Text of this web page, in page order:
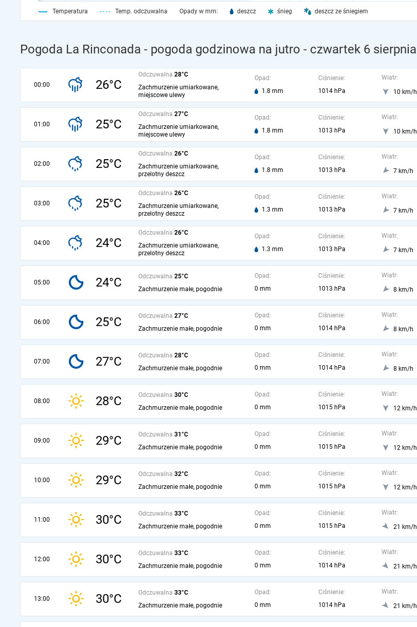
Temperatura Temp. odczuwalna Opady w mm: deszcz śnieg deszcz ze śniegiem
Pogoda La Rinconada - pogoda godzinowa na jutro - czwartek 6 sierpnia
00:00 26°C
Odczuwalna 28°C
Zachmurzenie umiarkowane,
miejscowe ulewy
Opad:
1.8 mm
Ciśnienie:
1014 hPa
Wiatr:
10 km/h
01:00 25°C
Odczuwalna 27°C
Zachmurzenie umiarkowane,
miejscowe ulewy
Opad:
1.8 mm
Ciśnienie:
1013 hPa
Wiatr:
10 km/h
02:00 25°C
Odczuwalna 26°C
Zachmurzenie umiarkowane,
przelotny deszcz
Opad:
1.8 mm
Ciśnienie:
1013 hPa
Wiatr:
7 km/h
03:00 25°C
Odczuwalna 26°C
Zachmurzenie umiarkowane,
przelotny deszcz
Opad:
1.3 mm
Ciśnienie:
1013 hPa
Wiatr:
7 km/h
04:00 24°C
Odczuwalna 26°C
Zachmurzenie umiarkowane,
przelotny deszcz
Opad:
1.3 mm
Ciśnienie:
1013 hPa
Wiatr:
7 km/h
05:00 24°C Odczuwalna 25°C
Zachmurzenie małe, pogodnie
Opad:
0 mm
Ciśnienie:
1013 hPa
Wiatr:
8 km/h
06:00 25°C Odczuwalna 27°C
Zachmurzenie małe, pogodnie
Opad:
0 mm
Ciśnienie:
1014 hPa
Wiatr:
8 km/h
07:00 27°C Odczuwalna 28°C
Zachmurzenie małe, pogodnie
Opad:
0 mm
Ciśnienie:
1014 hPa
Wiatr:
8 km/h
08:00 28°C Odczuwalna 30°C
Zachmurzenie małe, pogodnie
Opad:
0 mm
Ciśnienie:
1015 hPa
Wiatr:
12 km/h
09:00 29°C Odczuwalna 31°C
Zachmurzenie małe, pogodnie
Opad:
0 mm
Ciśnienie:
1015 hPa
Wiatr:
12 km/h
10:00 29°C Odczuwalna 32°C
Zachmurzenie małe, pogodnie
Opad:
0 mm
Ciśnienie:
1015 hPa
Wiatr:
12 km/h
11:00 30°C Odczuwalna 33°C
Zachmurzenie małe, pogodnie
Opad:
0 mm
Ciśnienie:
1015 hPa
Wiatr:
21 km/h
12:00 30°C Odczuwalna 33°C
Zachmurzenie małe, pogodnie
Opad:
0 mm
Ciśnienie:
1014 hPa
Wiatr:
21 km/h
13:00 30°C Odczuwalna 33°C
Zachmurzenie małe, pogodnie
Opad:
0 mm
Ciśnienie:
1014 hPa
Wiatr:
21 km/h